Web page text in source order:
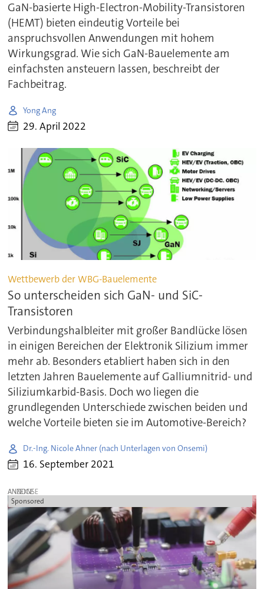
GaN-basierte High-Electron-Mobility-Transistoren
(HEMT) bieten eindeutig Vorteile bei
anspruchsvollen Anwendungen mit hohem
Wirkungsgrad. Wie sich GaN-Bauelemente am
einfachsten ansteuern lassen, beschreibt der
Fachbeitrag.
Yong Ang
29. April 2022
Wettbewerb der WBG-Bauelemente
So unterscheiden sich GaN- und SiC-
Transistoren
Verbindungshalbleiter mit großer Bandlücke lösen
in einigen Bereichen der Elektronik Silizium immer
mehr ab. Besonders etabliert haben sich in den
letzten Jahren Bauelemente auf Galliumnitrid- und
Siliziumkarbid-Basis. Doch wo liegen die
grundlegenden Unterschiede zwischen beiden und
welche Vorteile bieten sie im Automotive-Bereich?
Dr.-Ing. Nicole Ahner (nach Unterlagen von Onsemi)
16. September 2021
ANZEIGE
Sponsored